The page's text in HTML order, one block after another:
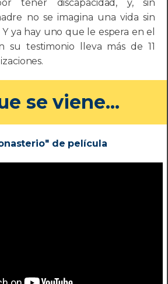
tener discapacidad, y, sin
no se imagina una vida sin
ya hay uno que le espera en el
su testimonio lleva más de 11
se viene...
de película